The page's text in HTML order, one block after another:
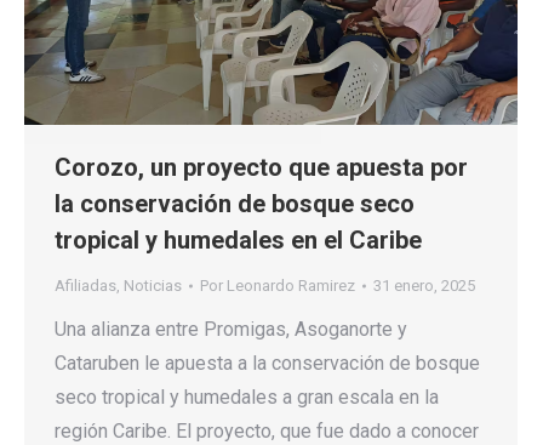
Corozo, un proyecto que apuesta por
la conservación de bosque seco
tropical y humedales en el Caribe
Afiliadas, Noticias Por Leonardo Ramirez 31 enero, 2025
Una alianza entre Promigas, Asoganorte y
Cataruben le apuesta a la conservación de bosque
seco tropical y humedales a gran escala en la
región Caribe. El proyecto, que fue dado a conocer